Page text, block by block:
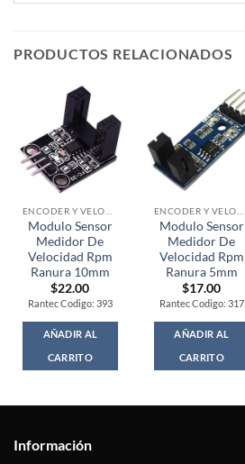
PRODUCTOS RELACIONADOS
Modulo Sensor
Medidor De
Velocidad Rpm
Ranura 10mm
$22.00
Rantec Codigo: 393
AÑADIR AL
CARRITO
Modulo Sensor
Medidor De
Velocidad Rpm
Ranura 5mm
$17.00
Rantec Codigo: 317
AÑADIR AL
CARRITO
Información